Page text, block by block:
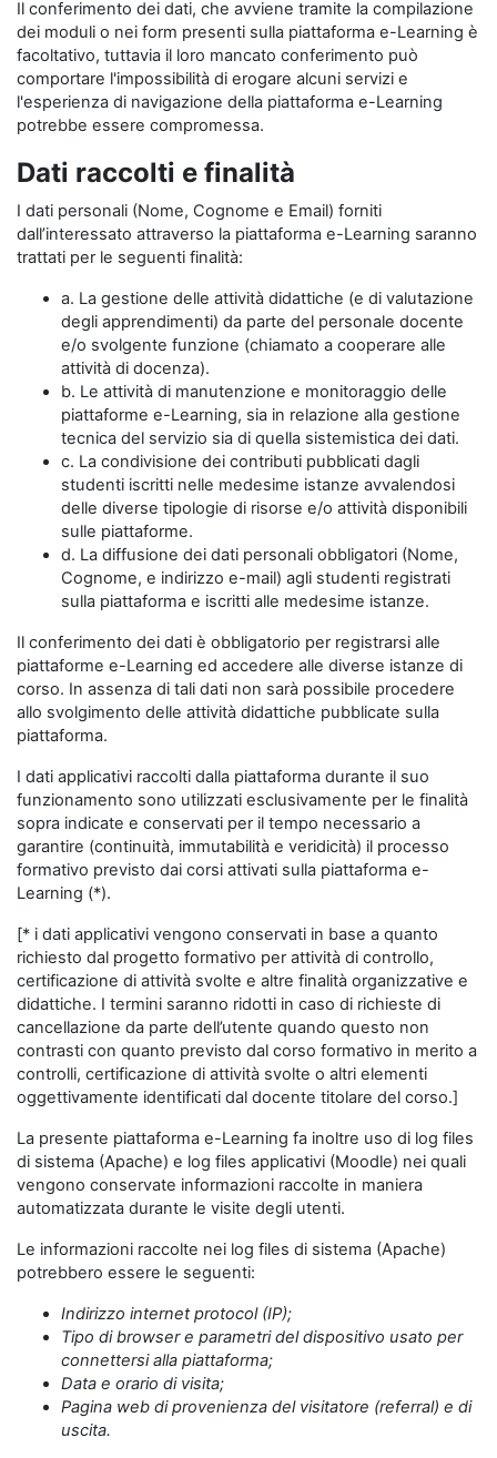
Il conferimento dei dati, che avviene tramite la compilazione
dei moduli o nei form presenti sulla piattaforma e-Learning è
facoltativo, tuttavia il loro mancato conferimento può
comportare l'impossibilità di erogare alcuni servizi e
l'esperienza di navigazione della piattaforma e-Learning
potrebbe essere compromessa.
Dati raccolti e finalità
I dati personali (Nome, Cognome e Email) forniti
dall’interessato attraverso la piattaforma e-Learning saranno
trattati per le seguenti finalità:
a. La gestione delle attività didattiche (e di valutazione
degli apprendimenti) da parte del personale docente
e/o svolgente funzione (chiamato a cooperare alle
attività di docenza).
b. Le attività di manutenzione e monitoraggio delle
piattaforme e-Learning, sia in relazione alla gestione
tecnica del servizio sia di quella sistemistica dei dati.
c. La condivisione dei contributi pubblicati dagli
studenti iscritti nelle medesime istanze avvalendosi
delle diverse tipologie di risorse e/o attività disponibili
sulle piattaforme.
d. La diffusione dei dati personali obbligatori (Nome,
Cognome, e indirizzo e-mail) agli studenti registrati
sulla piattaforma e iscritti alle medesime istanze.
Il conferimento dei dati è obbligatorio per registrarsi alle
piattaforme e-Learning ed accedere alle diverse istanze di
corso. In assenza di tali dati non sarà possibile procedere
allo svolgimento delle attività didattiche pubblicate sulla
piattaforma.
I dati applicativi raccolti dalla piattaforma durante il suo
funzionamento sono utilizzati esclusivamente per le finalità
sopra indicate e conservati per il tempo necessario a
garantire (continuità, immutabilità e veridicità) il processo
formativo previsto dai corsi attivati sulla piattaforma e-
Learning (*).
[* i dati applicativi vengono conservati in base a quanto
richiesto dal progetto formativo per attività di controllo,
certificazione di attività svolte e altre finalità organizzative e
didattiche. I termini saranno ridotti in caso di richieste di
cancellazione da parte dell’utente quando questo non
contrasti con quanto previsto dal corso formativo in merito a
controlli, certificazione di attività svolte o altri elementi
oggettivamente identificati dal docente titolare del corso.]
La presente piattaforma e-Learning fa inoltre uso di log files
di sistema (Apache) e log files applicativi (Moodle) nei quali
vengono conservate informazioni raccolte in maniera
automatizzata durante le visite degli utenti.
Le informazioni raccolte nei log files di sistema (Apache)
potrebbero essere le seguenti:
Indirizzo internet protocol (IP);
Tipo di browser e parametri del dispositivo usato per
connettersi alla piattaforma;
Data e orario di visita;
Pagina web di provenienza del visitatore (referral) e di
uscita.